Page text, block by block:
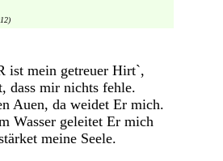
ist mein getreuer Hirt`,
dass mir nichts fehle.
Auen, da weidet Er mich.
Wasser geleitet Er mich
meine Seele.